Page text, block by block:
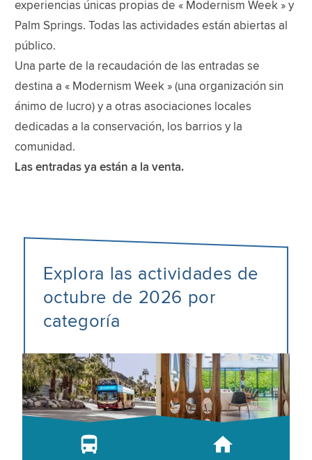
experiencias únicas propias de « Modernism Week » y
Palm Springs. Todas las actividades están abiertas al
público.
Una parte de la recaudación de las entradas se
destina a « Modernism Week » (una organización sin
ánimo de lucro) y a otras asociaciones locales
dedicadas a la conservación, los barrios y la
comunidad.
Las entradas ya están a la venta.
Explora las actividades de
octubre de 2026 por
categoría